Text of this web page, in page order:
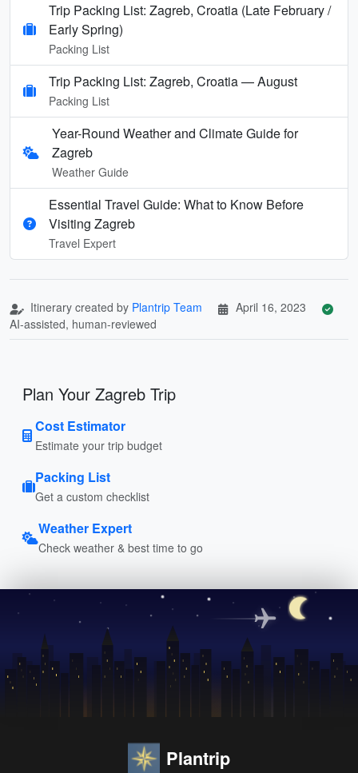
Trip Packing List: Zagreb, Croatia (Late February /
Early Spring)
Packing List
Trip Packing List: Zagreb, Croatia — August
Packing List
Year-Round Weather and Climate Guide for
Zagreb
Weather Guide
Essential Travel Guide: What to Know Before
Visiting Zagreb
Travel Expert
Itinerary created by Plantrip Team
April 16, 2023
AI-assisted, human-reviewed
Plan Your Zagreb Trip
Cost Estimator
Estimate your trip budget
Packing List
Get a custom checklist
Weather Expert
Check weather & best time to go
Plantrip